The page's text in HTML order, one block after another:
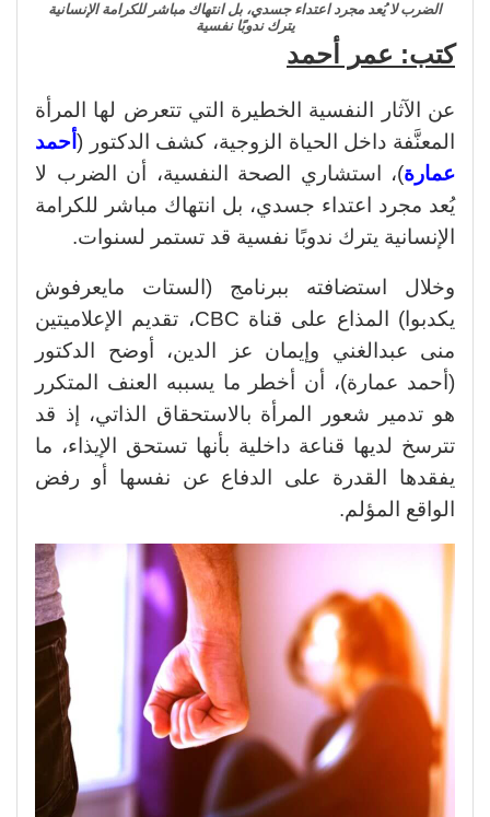
الضرب لا يُعد مجرد اعتداء جسدي، بل انتهاك مباشر للكرامة الإنسانية
يترك ندوبًا نفسية
كتب: عمر أحمد
عن الآثار النفسية الخطيرة التي تتعرض لها المرأة
المعنَّفة داخل الحياة الزوجية، كشف الدكتور ( أحمد
عمارة)، استشاري الصحة النفسية، أن الضرب لا
يُعد مجرد اعتداء جسدي، بل انتهاك مباشر للكرامة
الإنسانية يترك ندوبًا نفسية قد تستمر لسنوات.
وخلال استضافته ببرنامج (الستات مايعرفوش
يكدبوا) المذاع على قناة CBC، تقديم الإعلاميتين
منى عبدالغني وإيمان عز الدين، أوضح الدكتور
(أحمد عمارة)، أن أخطر ما يسببه العنف المتكرر
هو تدمير شعور المرأة بالاستحقاق الذاتي، إذ قد
تترسخ لديها قناعة داخلية بأنها تستحق الإيذاء، ما
يفقدها القدرة على الدفاع عن نفسها أو رفض
الواقع المؤلم.